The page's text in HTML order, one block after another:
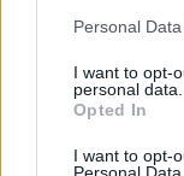
Personal
I want to opt-
personal data.
Opted In
I want to opt-
Personal Data.
Der er
(se